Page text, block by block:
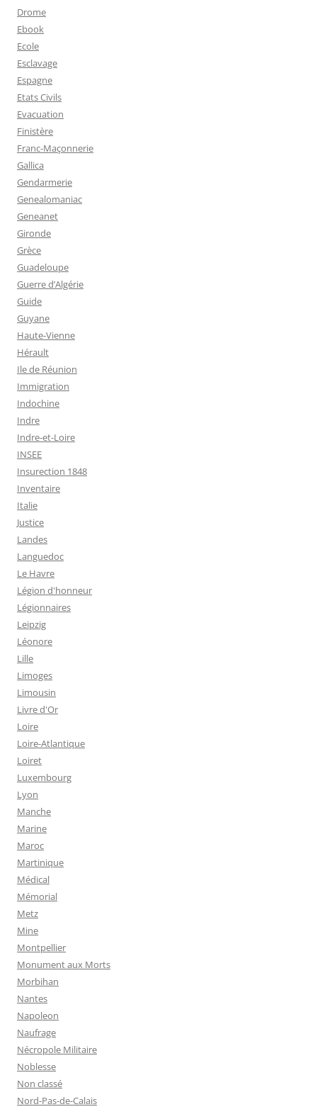
Drome
Ebook
Ecole
Esclavage
Espagne
Etats Civils
Evacuation
Finistère
Franc-Maçonnerie
Gallica
Gendarmerie
Genealomaniac
Geneanet
Gironde
Grèce
Guadeloupe
Guerre d’Algérie
Guide
Guyane
Haute-Vienne
Hérault
Ile de Réunion
Immigration
Indochine
Indre
Indre-et-Loire
INSEE
Insurection 1848
Inventaire
Italie
Justice
Landes
Languedoc
Le Havre
Légion d'honneur
Légionnaires
Leipzig
Léonore
Lille
Limoges
Limousin
Livre d'Or
Loire
Loire-Atlantique
Loiret
Luxembourg
Lyon
Manche
Marine
Maroc
Martinique
Médical
Mémorial
Metz
Mine
Montpellier
Monument aux Morts
Morbihan
Nantes
Napoleon
Naufrage
Nécropole Militaire
Noblesse
Non classé
Nord-Pas-de-Calais